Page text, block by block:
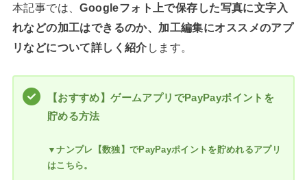
本記事では、Googleフォト上で保存した写真に文字入
れなどの加工はできるのか、加工編集にオススメのアプ
リなどについて詳しく紹介 します。
【おすすめ】ゲームアプリでPayPayポイントを
貯める方法
▼ナンプレ【数独】でPayPayポイントを貯めれるアプリ
はこちら。